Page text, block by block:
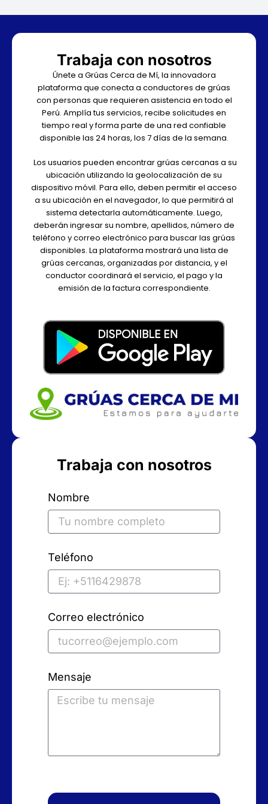
Trabaja con nosotros
Únete a Grúas Cerca de Mí, la innovadora
plataforma que conecta a conductores de grúas
con personas que requieren asistencia en todo el
Perú. Amplía tus servicios, recibe solicitudes en
tiempo real y forma parte de una red confiable
disponible las 24 horas, los 7 días de la semana.
Los usuarios pueden encontrar grúas cercanas a su
ubicación utilizando la geolocalización de su
dispositivo móvil. Para ello, deben permitir el acceso
a su ubicación en el navegador, lo que permitirá al
sistema detectarla automáticamente. Luego,
deberán ingresar su nombre, apellidos, número de
teléfono y correo electrónico para buscar las grúas
disponibles. La plataforma mostrará una lista de
grúas cercanas, organizadas por distancia, y el
conductor coordinará el servicio, el pago y la
emisión de la factura correspondiente.
Trabaja con nosotros
Nombre
Teléfono
Correo electrónico
Mensaje